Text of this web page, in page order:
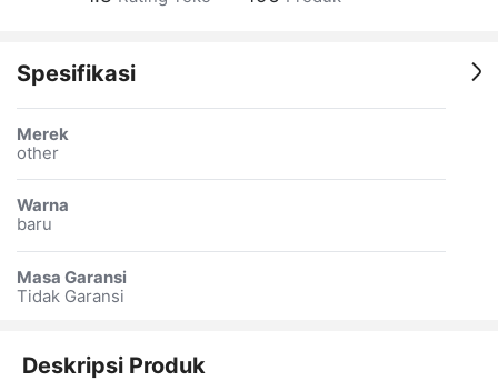
Spesifikasi
Merek
other
Warna
baru
Masa Garansi
Tidak Garansi
Deskripsi Produk